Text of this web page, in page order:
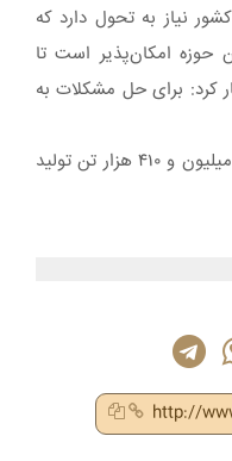
نیاز به تحول دارد که
حوزه امکان‌پذیر است تا
کرد: برای حل مشکلات به
به گفته وی در ۳ ماه ۱۴۰۳؛ معادل ۲۰ میلیون و ۴۱۰ هزار تن تولید
http://